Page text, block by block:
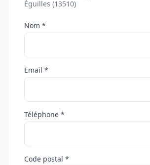
Éguilles (13510)
Nom *
Email *
Téléphone *
Code postal *